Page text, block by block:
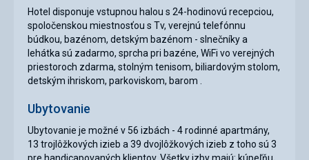
Hotel disponuje vstupnou halou s 24-hodinovú recepciou,
spoločenskou miestnosťou s Tv, verejnú telefónnu
búdkou, bazénom, detským bazénom - slnečníky a
lehátka sú zadarmo, sprcha pri bazéne, WiFi vo verejných
priestoroch zdarma, stolným tenisom, biliardovým stolom,
detským ihriskom, parkoviskom, barom .
Ubytovanie
Ubytovanie je možné v 56 izbách - 4 rodinné apartmány,
13 trojlôžkových izieb a 39 dvojlôžkových izieb z toho sú 3